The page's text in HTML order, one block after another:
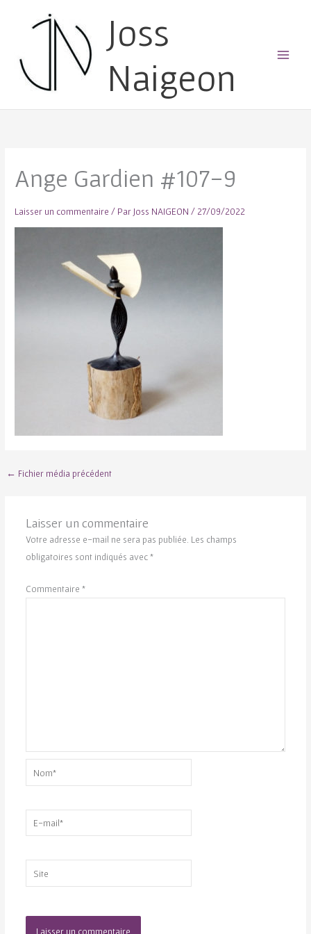
Joss
Naigeon
Ange Gardien #107-9
Laisser un commentaire / Par Joss NAIGEON / 27/09/2022
← Fichier média précédent
Laisser un commentaire
Votre adresse e-mail ne sera pas publiée. Les champs
obligatoires sont indiqués avec*
Commentaire *
mail*